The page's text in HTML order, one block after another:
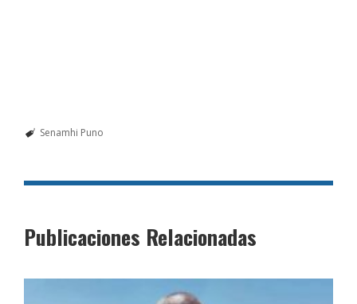
Senamhi Puno
Publicaciones Relacionadas